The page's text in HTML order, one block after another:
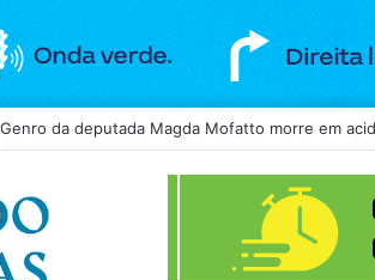
Vivo Anti-spam vira alvo de disputa na Anatel